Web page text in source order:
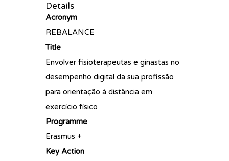
Details
Acronym
REBALANCE
Title
Envolver fisioterapeutas e ginastas no
desempenho digital da sua profissão
para orientação à distância em
exercício físico
Programme
Erasmus +
Key Action